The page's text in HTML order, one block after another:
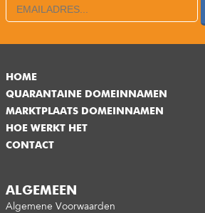
HOME
QUARANTAINE DOMEINNAMEN
MARKTPLAATS DOMEINNAMEN
HOE WERKT HET
CONTACT
ALGEMEEN
Algemene Voorwaarden